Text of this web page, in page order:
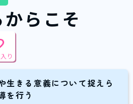
らこそ
り
生きる意義について捉えら
を行う